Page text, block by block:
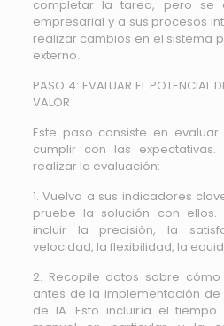
completar la tarea, pero se
empresarial y a sus procesos
realizar cambios en el sistema
externo.
PASO 4: EVALUAR EL POTENCIAL
VALOR
Este paso consiste en
cumplir con las
realizar la evaluación:
1. Vuelva a sus indicadores
pruebe la solución con ellos.
incluir la precisión, la
velocidad, la flexibilidad, la
2. Recopile datos sobre
antes de la implementación
de IA. Esto incluiría el